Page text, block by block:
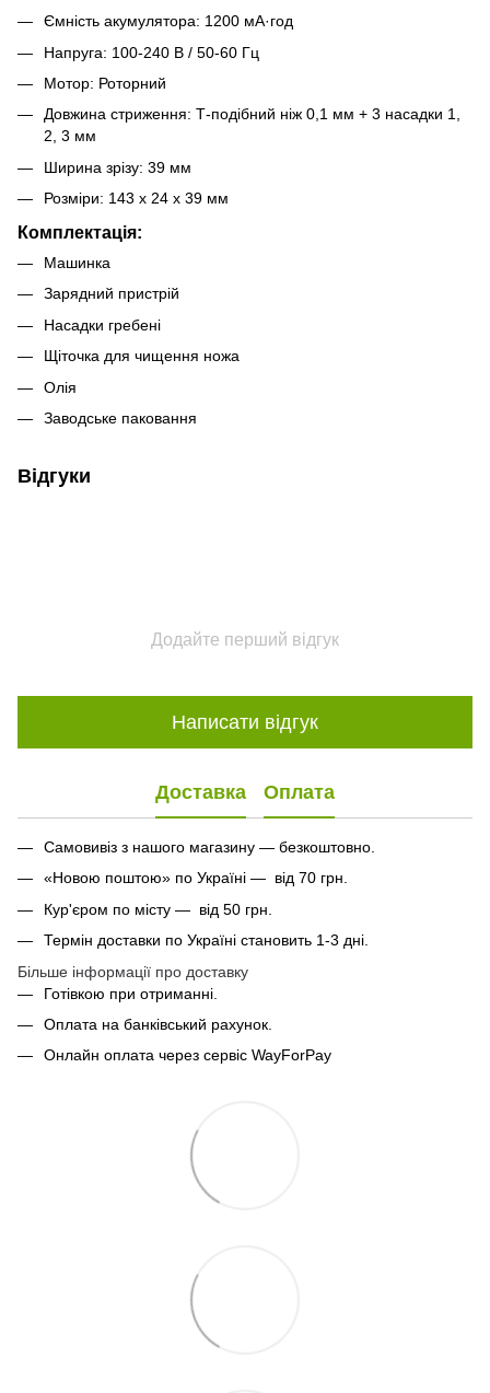
Ємність акумулятора: 1200 мА·год
Напруга: 100-240 В / 50-60 Гц
Мотор: Роторний
Довжина стриження: Т-подібний ніж 0,1 мм + 3 насадки 1,
2, 3 мм
Ширина зрізу: 39 мм
Розміри: 143 x 24 x 39 мм
Комплектація:
Машинка
Зарядний пристрій
Насадки гребені
Щіточка для чищення ножа
Олія
Заводське паковання
Відгуки
Додайте перший відгук
Написати відгук
Доставка Оплата
Самовивіз з нашого магазину — безкоштовно.
«Новою поштою» по Україні — від 70 грн.
Кур'єром по місту — від 50 грн.
Термін доставки по Україні становить 1-3 дні.
Більше інформації про доставку
Готівкою при отриманні.
Оплата на банківський рахунок.
Онлайн оплата через сервіс WayForPay